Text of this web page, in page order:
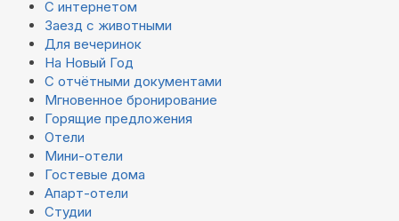
С интернетом
Заезд с животными
Для вечеринок
На Новый Год
С отчётными документами
Мгновенное бронирование
Горящие предложения
Отели
Мини-отели
Гостевые дома
Апарт-отели
Студии